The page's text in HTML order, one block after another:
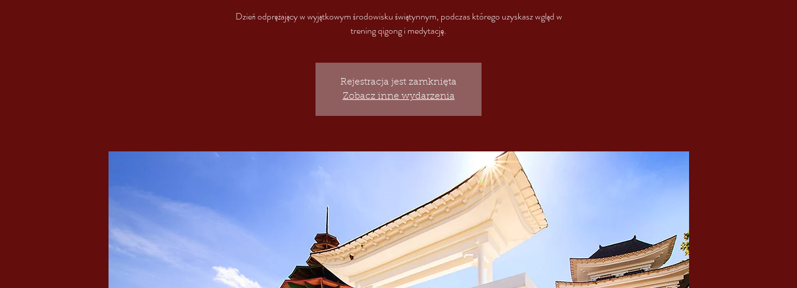
Dzień odprężający w wyjątkowym środowisku świątynnym, podczas którego uzyskasz wgląd w
trening qigong i medytację.
Rejestracja jest zamknięta
Zobacz inne wydarzenia